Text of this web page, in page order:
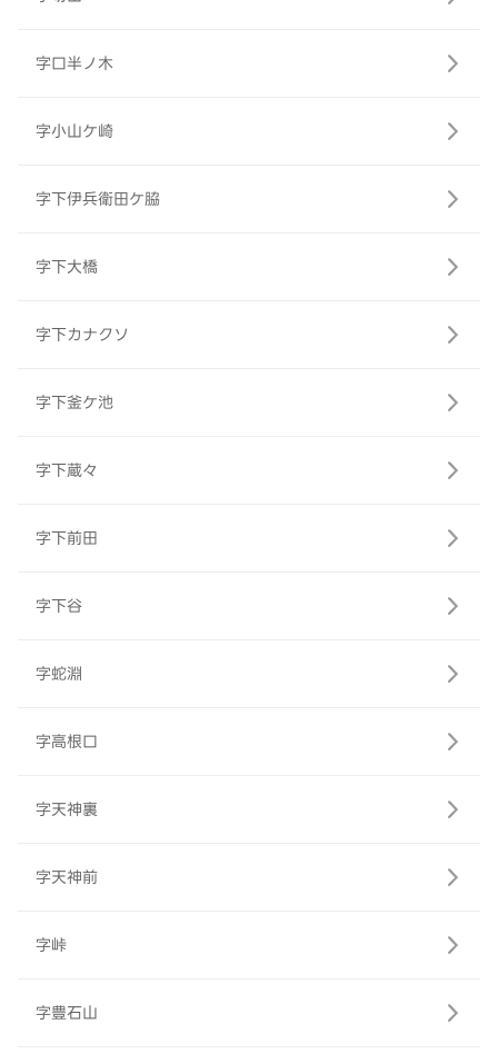
字口半ノ木
字小山ケ崎
字下伊兵衛田ケ脇
字下大橋
字下カナクソ
字下釜ケ池
字下蔵々
字下前田
字下谷
字蛇淵
字高根口
字天神裏
字天神前
字峠
字豊石山